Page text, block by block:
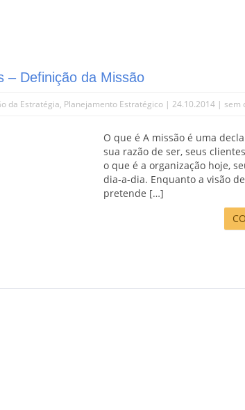
– Definição da Missão
da Estratégia, Planejamento Estratégico | 24.10.2014 | sem
O que é A missão é uma
sua razão de ser, seus
o que é a organização hoje,
dia-a-dia. Enquanto a visão
pretende […]